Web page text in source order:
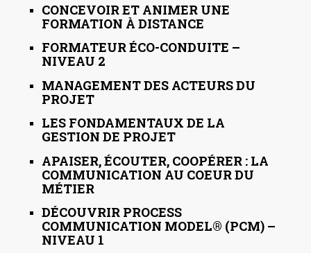
CONCEVOIR ET ANIMER UNE
FORMATION À DISTANCE
FORMATEUR ÉCO-CONDUITE –
NIVEAU 2
MANAGEMENT DES ACTEURS DU
PROJET
LES FONDAMENTAUX DE LA
GESTION DE PROJET
APAISER, ÉCOUTER, COOPÉRER : LA
COMMUNICATION AU COEUR DU
MÉTIER
DÉCOUVRIR PROCESS
COMMUNICATION MODEL® (PCM) –
NIVEAU 1